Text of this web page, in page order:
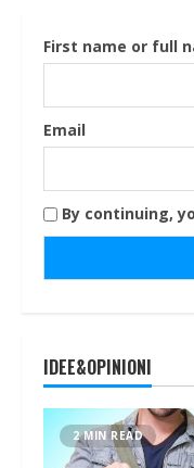
First name or full
Email
By continuing,
IDEE&OPINIONI
2 MIN READ